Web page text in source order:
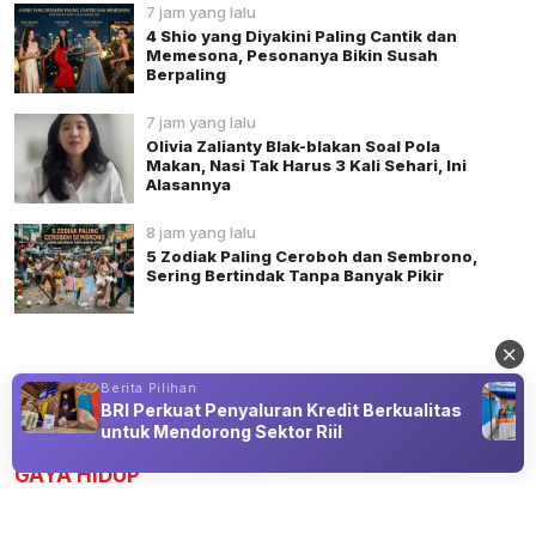
7 jam yang lalu
4 Shio yang Diyakini Paling Cantik dan
Memesona, Pesonanya Bikin Susah
Berpaling
7 jam yang lalu
Olivia Zalianty Blak-blakan Soal Pola
Makan, Nasi Tak Harus 3 Kali Sehari, Ini
Alasannya
8 jam yang lalu
5 Zodiak Paling Ceroboh dan Sembrono,
Sering Bertindak Tanpa Banyak Pikir
Advertisement
GAYA HIDUP
Berita Pilihan
BRI Perkuat Penyaluran Kredit Berkualitas
untuk Mendorong Sektor Riil